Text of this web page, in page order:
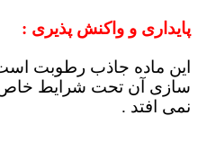
پایداری و واکنش پذیری :
این ماده جاذب رطوبت
سازی آن تحت شرایط خاص
نمی افتد .